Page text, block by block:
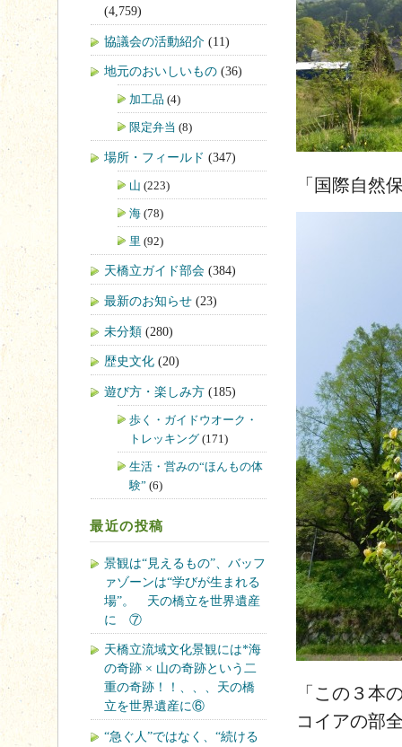
「国際自然
「この３本
コイアの部
(4,759)
協議会の活動紹介 (11)
地元のおいしいもの (36)
加工品 (4)
限定弁当 (8)
場所・フィールド (347)
山 (223)
海 (78)
里 (92)
天橋立ガイド部会 (384)
最新のお知らせ (23)
未分類 (280)
歴史文化 (20)
遊び方・楽しみ方 (185)
歩く・ガイドウオーク・
トレッキング (171)
生活・営みの“ほんもの体
験” (6)
最近の投稿
景観は“見えるもの”、バッフ
ァゾーンは“学びが生まれる
場”。 天の橋立を世界遺産
に ⑦
天橋立流域文化景観には*海
の奇跡 × 山の奇跡という二
重の奇跡！！、、、天の橋
立を世界遺産に⑥
“急ぐ人”ではなく、“続ける